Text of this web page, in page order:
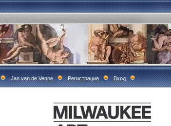
Jan van de Venne Регистрация Вход